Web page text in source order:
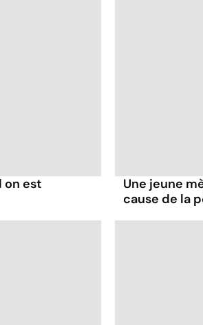
on est
Une jeune
cause de la